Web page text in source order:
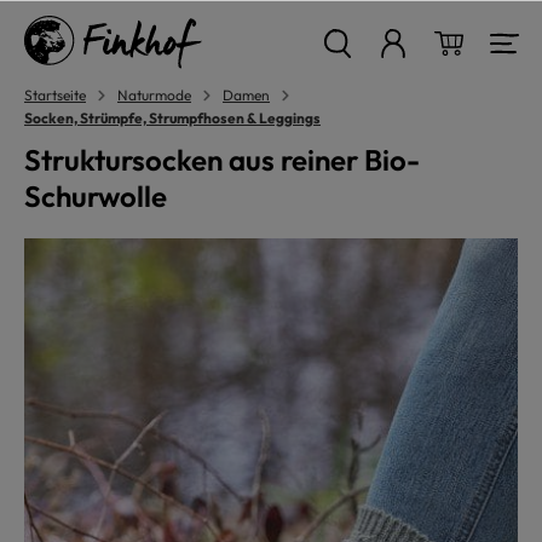
springen
Startseite Naturmode
Damen
Socken, Strümpfe, Strumpfhosen & Leggings
Struktursocken aus reiner Bio-
Schurwolle
Bildergalerie überspringen